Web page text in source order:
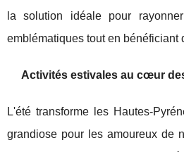
la solution idéale pour
emblématiques tout en bénéficiant
Activités estivales au cœur
L'été transforme les Hautes-
grandiose pour les amoureux de